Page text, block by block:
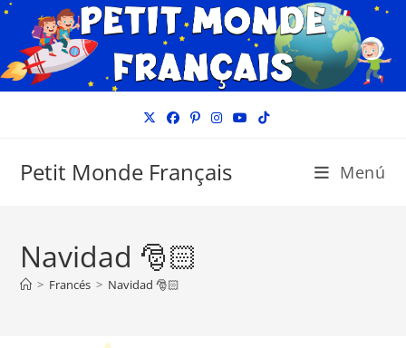
Petit Monde Français Menú
Navidad 🎅🏻
> Francés > Navidad 🎅🏻